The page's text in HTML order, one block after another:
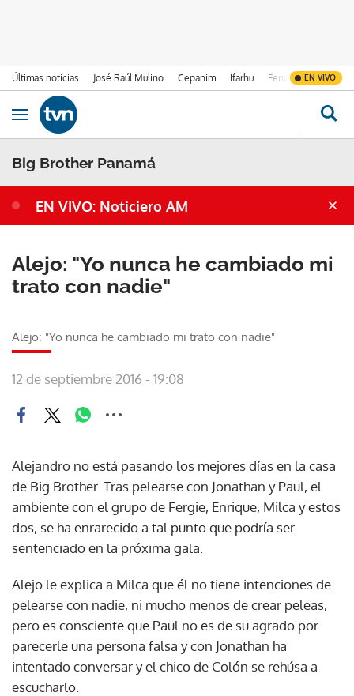
Últimas noticias José Raúl Mulino Cepanim Ifarhu Fenómeno de El
EN VIVO
Ir al contenido
Obrir navegació
Big Brother Panamá
EN VIVO: Noticiero AM
Alejo: "Yo nunca he cambiado mi
trato con nadie"
Alejo: "Yo nunca he cambiado mi trato con nadie"
12 de septiembre 2016 - 19:08
Alejandro no está pasando los mejores días en la casa
de Big Brother. Tras pelearse con Jonathan y Paul, el
ambiente con el grupo de Fergie, Enrique, Milca y estos
dos, se ha enrarecido a tal punto que podría ser
sentenciado en la próxima gala.
Alejo le explica a Milca que él no tiene intenciones de
pelearse con nadie, ni mucho menos de crear peleas,
pero es consciente que Paul no es de su agrado por
parecerle una persona falsa y con Jonathan ha
intentado conversar y el chico de Colón se rehúsa a
escucharlo.